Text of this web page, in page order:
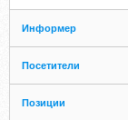
Информер
Посетители
Позиции